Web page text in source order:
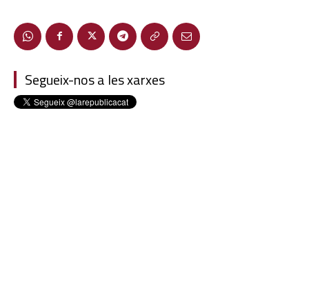
Segueix-nos a les xarxes